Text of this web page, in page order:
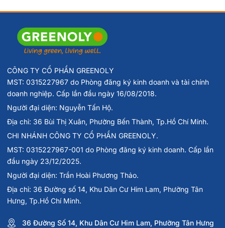
CÔNG TY CỔ PHẦN GREENOLY
MST: 0315227967 do Phòng đăng ký kinh doanh và tài chính
doanh nghiệp. Cấp lần đầu ngày 16/08/2018.
Người đại diện: Nguyễn Tấn Hộ.
Địa chỉ: 36 Bùi Thị Xuân, Phường Bến Thành, Tp.Hồ Chí Minh.
CHI NHÁNH CÔNG TY CỔ PHẦN GREENOLY.
MST: 0315227967-001 do Phòng đăng ký kinh doanh. Cấp lần
đầu ngày 23/12/2025.
Người đại diện: Trần Hoài Phương Thảo.
Địa chỉ: 36 Đường số 14, Khu Dân Cư Him Lam, Phường Tân
Hưng, Tp.Hồ Chí Minh.
36 Đường Số 14, Khu Dân Cư Him Lam, Phường Tân Hưng